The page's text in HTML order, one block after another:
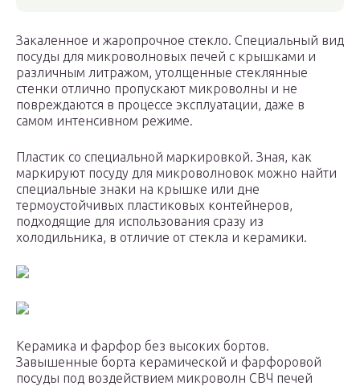
Закаленное и жаропрочное стекло. Специальный вид
посуды для микроволновых печей с крышками и
различным литражом, утолщенные стеклянные
стенки отлично пропускают микроволны и не
повреждаются в процессе эксплуатации, даже в
самом интенсивном режиме.
Пластик со специальной маркировкой. Зная, как
маркируют посуду для микроволновок можно найти
специальные знаки на крышке или дне
термоустойчивых пластиковых контейнеров,
подходящие для использования сразу из
холодильника, в отличие от стекла и керамики.
Керамика и фарфор без высоких бортов.
Завышенные борта керамической и фарфоровой
посуды под воздействием микроволн СВЧ печей